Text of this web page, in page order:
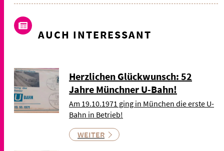
AUCH INTERESSANT
Herzlichen Glückwunsch: 52
Jahre Münchner U-Bahn!
Am 19.10.1971 ging in München die erste U-
Bahn in Betrieb!
WEITER